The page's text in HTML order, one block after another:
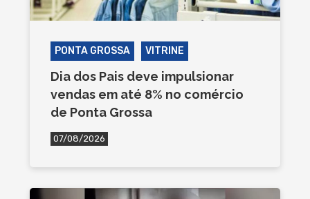
PONTA GROSSA VITRINE
Dia dos Pais deve impulsionar
vendas em até 8% no comércio
de Ponta Grossa
07/08/2026